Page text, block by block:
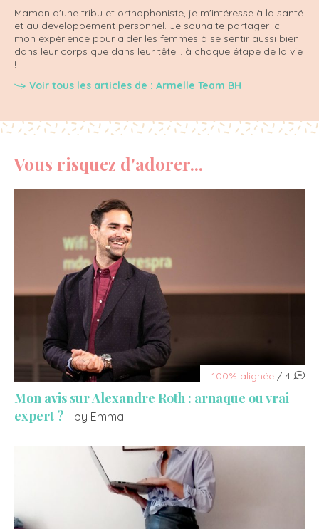
Maman d'une tribu et orthophoniste, je m'intéresse à la santé
et au développement personnel. Je souhaite partager ici
mon expérience pour aider les femmes à se sentir aussi bien
dans leur corps que dans leur tête... à chaque étape de la vie
!
Voir tous les articles de : Armelle Team BH
Vous risquez d'adorer...
100% alignée / 4
Mon avis sur Alexandre Roth : arnaque ou vrai
expert ? - by Emma